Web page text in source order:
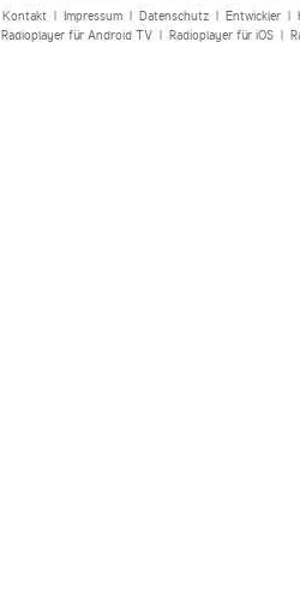
Kontakt| Impressum| Datenschutz| Entwickler|
Radioplayer für Android TV| Radioplayer für iOS|